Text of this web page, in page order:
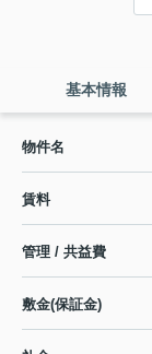
基本情報
物件名
賃料
管理 / 共益費
敷金(保証金)